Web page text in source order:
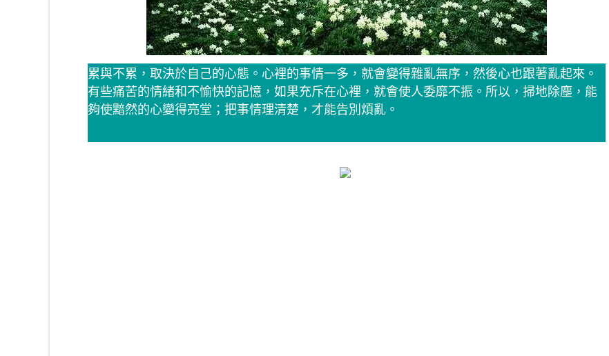
累與不累，取決於自己的心態。心裡的事情一多，就會變得雜亂無序，然後心也跟著亂起來。
有些痛苦的情緒和不愉快的記憶，如果充斥在心裡，就會使人委靡不振。所以，掃地除塵，能
夠使黯然的心變得亮堂；把事情理清楚，才能告別煩亂。